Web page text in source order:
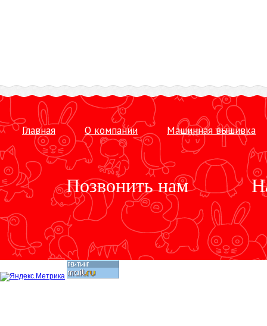
Главная О компании Машинная вышивка
Позвонить нам